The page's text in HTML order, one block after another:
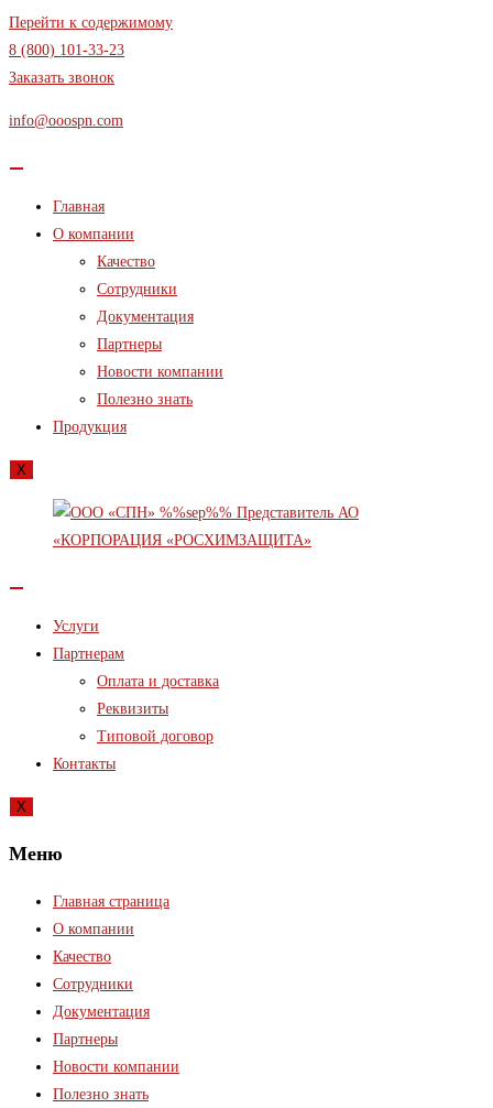
Перейти к содержимому
8 (800) 101-33-23
Заказать звонок
info@ooospn.com
Главная
О компании
Качество
Сотрудники
Документация
Партнеры
Новости компании
Полезно знать
Продукция
X
Услуги
Партнерам
Оплата и доставка
Реквизиты
Типовой договор
Контакты
X
Меню
Главная страница
О компании
Качество
Сотрудники
Документация
Партнеры
Новости компании
Полезно знать